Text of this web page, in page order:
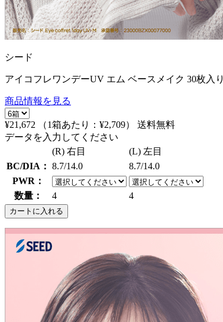
シード
アイコフレワンデーUV エム ベースメイク 30枚入り
商品情報を見る
¥21,672 （1箱あたり： ¥2,709）
送料無料
データを入力してください
(R) 右目
(L) 左目
BC/DIA： 8.7/14.0
8.7/14.0
PWR：
数量：
4 4
カートに入れる